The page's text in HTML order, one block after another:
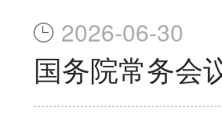
2026-06-30
国务院常务会